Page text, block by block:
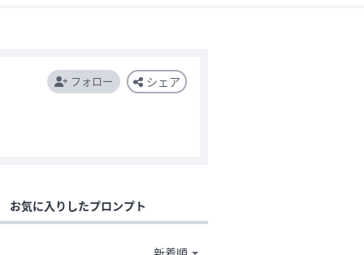
フォロー シェア
お気に入りしたプロンプト